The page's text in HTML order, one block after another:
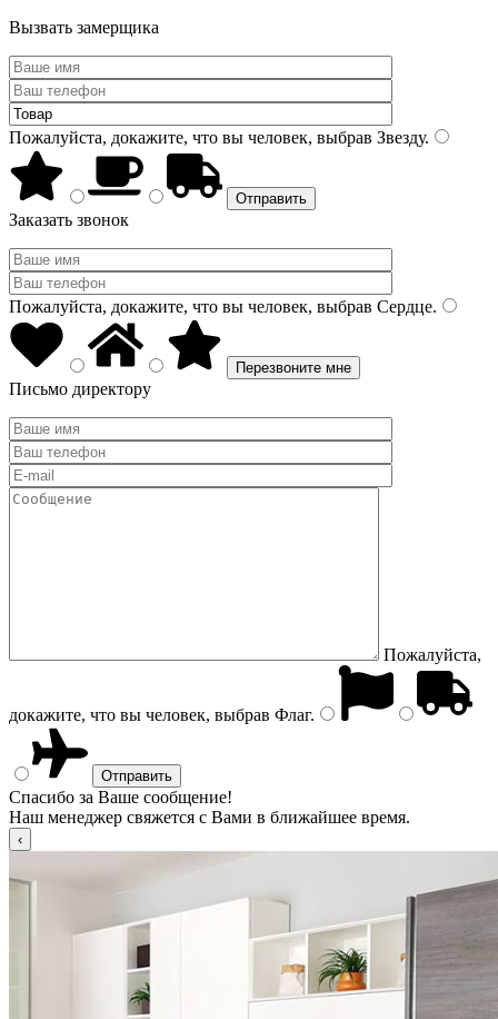
Вызвать замерщика
Пожалуйста, докажите, что вы человек, выбрав Звезду.
Заказать звонок
Пожалуйста, докажите, что вы человек, выбрав Сердце.
Письмо директору
Пожалуйста,
докажите, что вы человек, выбрав Флаг.
Спасибо за Ваше сообщение!
Наш менеджер свяжется с Вами в ближайшее время.